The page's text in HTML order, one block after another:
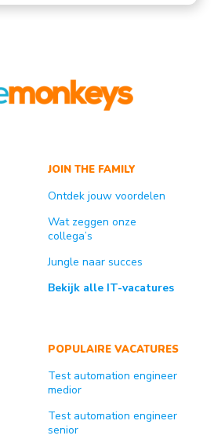
JOIN THE FAMILY
Ontdek jouw voordelen
Wat zeggen onze
collega’s
Jungle naar succes
Bekijk alle IT-vacatures
POPULAIRE VACATURES
Test automation engineer
medior
Test automation engineer
senior